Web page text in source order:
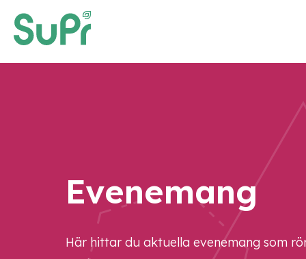
Evenemang
Här hittar du aktuella evenemang som